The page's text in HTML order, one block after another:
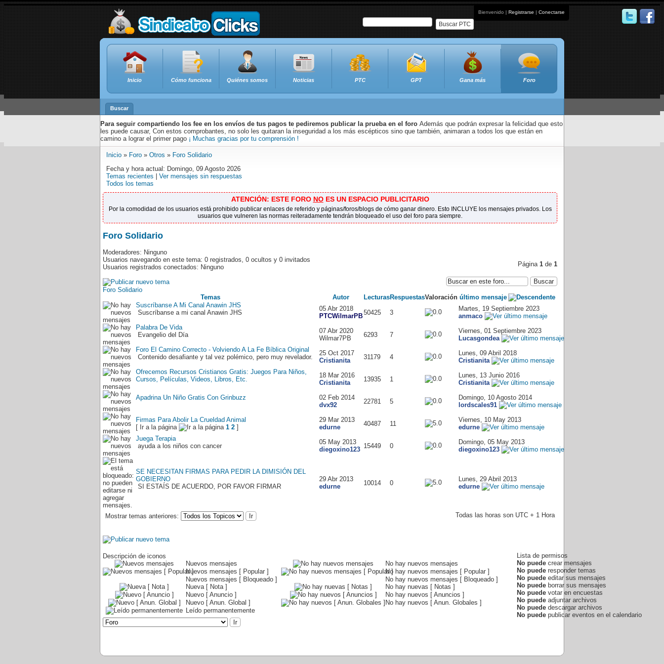
Bienvenido | Registrarse | Conectarse
Buscar PTC
Inicio Cómo funciona Quiénes somos Noticias PTC GPT Gana más Foro
Buscar
Para seguir compartiendo los fee en los envíos de tus pagos te pediremos publicar la prueba en el foro Además que podrán expresar la felicidad que esto
les puede causar, Con estos comprobantes, no solo les quitaran la inseguridad a los más escépticos sino que también, animaran a todos los que están en
camino a lograr el primer pago ¡ Muchas gracias por tu comprensión !
Inicio » Foro » Otros » Foro Solidario
Fecha y hora actual: Domingo, 09 Agosto 2026
Temas recientes
Ver mensajes sin respuestas
Todos los temas
ATENCIÓN: ESTE FORO NOES UN ESPACIO PUBLICITARIO
Por la comodidad de los usuarios está prohibido publicar enlaces de referido y páginas/foros/blogs de cómo ganar dinero. Esto INCLUYE los mensajes privados. Los
usuarios que vulneren las normas reiteradamente tendrán bloqueado el uso del foro para siempre.
Foro Solidario
Moderadores: Ninguno
Usuarios navegando en este tema: 0 registrados, 0 ocultos y 0 invitados
Usuarios registrados conectados: Ninguno
Página 1 de 1
Foro Solidario
Temas
Autor LecturasRespuestasValoración último mensaje
Suscríbanse A Mi Canal Anawin JHS
Suscríbanse a mi canal Anawin JHS
05 Abr 2018
PTCWilmarPB50425 3
Martes, 19 Septiembre 2023
anmaco
Palabra De Vida
Evangelio del Día
07 Abr 2020
Wilmar7PB
6293 7
Viernes, 01 Septiembre 2023
Lucasgondea
Foro El Camino Correcto - Volviendo A La Fe Bíblica Original
Contenido desafiante y tal vez polémico, pero muy revelador.
25 Oct 2017
Cristianita
31179 4
Lunes, 09 Abril 2018
Cristianita
Ofrecemos Recursos Cristianos Gratis: Juegos Para Niños,
Cursos, Películas, Videos, Libros, Etc.
18 Mar 2016
Cristianita
13935 1
Lunes, 13 Junio 2016
Cristianita
Apadrina Un Niño Gratis Con Grinbuzz
02 Feb 2014
dvx92
22781 5
Domingo, 10 Agosto 2014
lordscales91
Firmas Para Abolir La Crueldad Animal
[ Ir a la página
1 2 ]
29 Mar 2013
edurne
40487 11
Viernes, 10 May 2013
edurne
Juega Terapia
ayuda a los niños con cancer
05 May 2013
diegoxino123 15449 0
Domingo, 05 May 2013
diegoxino123
SE NECESITAN FIRMAS PARA PEDIR LA DIMISIÓN DEL
GOBIERNO
SI ESTAÍS DE ACUERDO, POR FAVOR FIRMAR
29 Abr 2013
edurne
10014 0
Lunes, 29 Abril 2013
edurne
Todas las horas son UTC + 1 Hora
Mostrar temas anteriores:
Descripción de iconos
Nuevos mensajes
No hay nuevos mensajes
Nuevos mensajes [ Popular ]
No hay nuevos mensajes [ Popular ]
Nuevos mensajes [ Bloqueado ]
No hay nuevos mensajes [ Bloqueado ]
Nueva [ Nota ]
No hay nuevas [ Notas ]
Nuevo [ Anuncio ]
No hay nuevos [ Anuncios ]
Nuevo [ Anun. Global ]
No hay nuevos [ Anun. Globales ]
Leído permanentemente
Lista de permisos
No puede crear mensajes
No puede responder temas
No puede editar sus mensajes
No puede borrar sus mensajes
No puede votar en encuestas
No puede adjuntar archivos
No puede descargar archivos
No puede publicar eventos en el calendario